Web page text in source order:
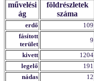
művelési
ág
földrészletek
száma
erdő 109
fásított
terület
9
kivett
1204
legelő
191
nádas
12